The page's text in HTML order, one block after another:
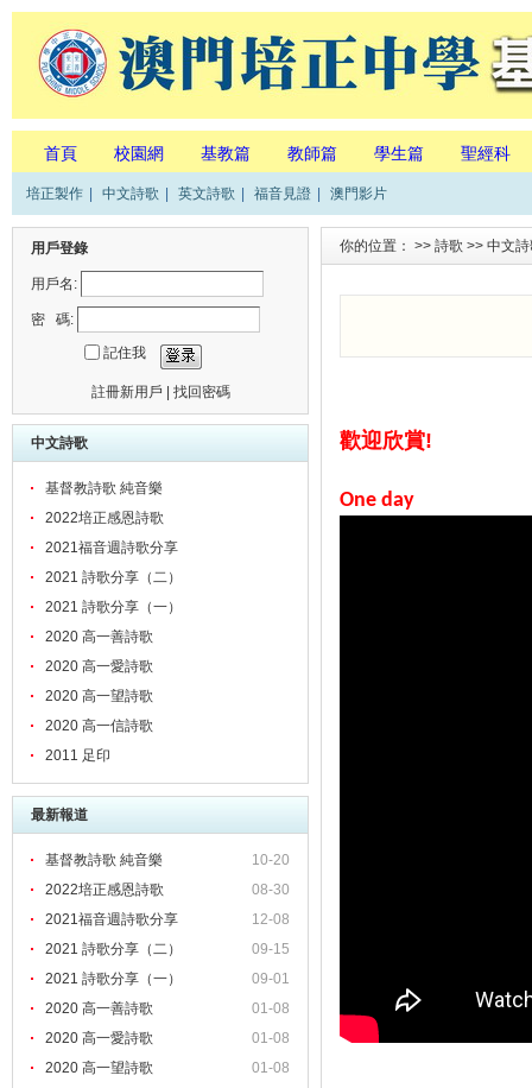
首頁 校園網 基教篇 教師篇 學生篇 聖經科
培正製作 中文詩歌 英文詩歌 福音見證 澳門影片
用戶登錄
用戶名:
密 碼:
記住我
註冊新用戶 找回密碼
中文詩歌
基督教詩歌 純音樂
2022培正感恩詩歌
2021福音週詩歌分享
2021 詩歌分享（二）
2021 詩歌分享（一）
2020 高一善詩歌
2020 高一愛詩歌
2020 高一望詩歌
2020 高一信詩歌
2011 足印
最新報道
10-20
基督教詩歌 純音樂
08-30
2022培正感恩詩歌
12-08
2021福音週詩歌分享
09-15
2021 詩歌分享（二）
09-01
2021 詩歌分享（一）
01-08
2020 高一善詩歌
01-08
2020 高一愛詩歌
01-08
2020 高一望詩歌
你的位置： >> 詩歌 >> 中文
歡迎欣賞!
One day